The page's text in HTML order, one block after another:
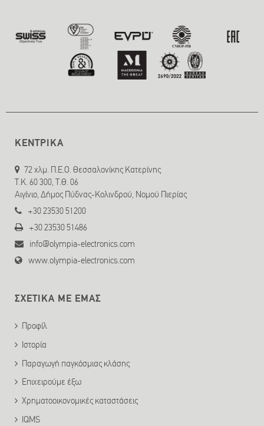
ΚΕΝΤΡΙΚΑ
72 χλμ. Π.Ε.Ο. Θεσσαλονίκης Κατερίνης
T.K. 60 300, Τ.Θ. 06
Αιγίνιο, Δήμος Πύδνας-Κολινδρού, Νομού Πιερίας
+30 23530 51200
+30 23530 51486
info@olympia-electronics.com
www.olympia-electronics.com
ΣΧΕΤΙΚΑ ΜΕ ΕΜΑΣ
Προφίλ
Ιστορία
Παραγωγή παγκόσμιας κλάσης
Επιχειρούμε έξω
Χρηματοοικονομικές καταστάσεις
IQMS